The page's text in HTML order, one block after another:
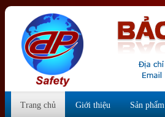
Trang chủ Giới thiệu Sản phẩm